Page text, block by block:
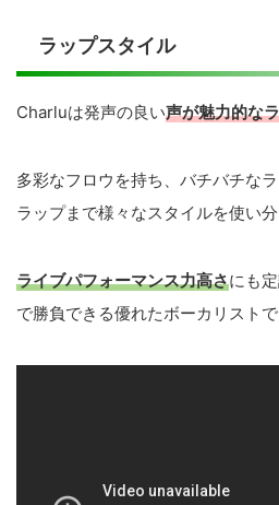
ラップスタイル
Charluは発声の良い声が魅力的な
多彩なフロウを持ち、バチバチな
ラップまで様々なスタイルを使い分
ライブパフォーマンス力高さにも
で勝負できる優れたボーカリストで